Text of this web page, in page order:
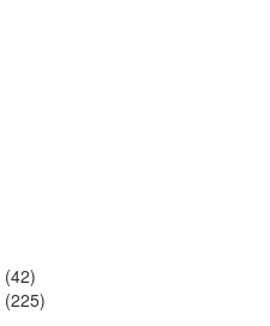
(42)
(225)